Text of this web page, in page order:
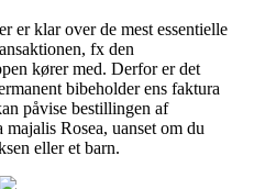
er klar over de mest essentielle
fx den
kører med. Derfor er det
bibeholder ens faktura
påvise bestillingen af
Rosea, uanset om du
eller et barn.